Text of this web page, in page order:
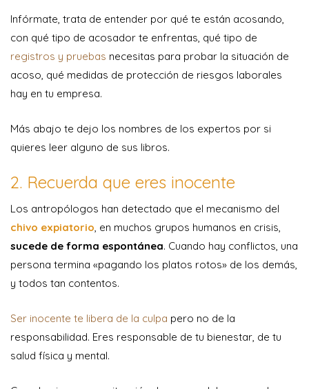
Infórmate, trata de entender por qué te están acosando,
con qué tipo de acosador te enfrentas, qué tipo de
registros y pruebas necesitas para probar la situación de
acoso, qué medidas de protección de riesgos laborales
hay en tu empresa.
Más abajo te dejo los nombres de los expertos por si
quieres leer alguno de sus libros.
2. Recuerda que eres inocente
Los antropólogos han detectado que el mecanismo del
chivo expiatorio, en muchos grupos humanos en crisis,
sucede de forma espontánea. Cuando hay conflictos, una
persona termina «pagando los platos rotos» de los demás,
y todos tan contentos.
Ser inocente te libera de la culpa pero no de la
responsabilidad. Eres responsable de tu bienestar, de tu
salud física y mental.